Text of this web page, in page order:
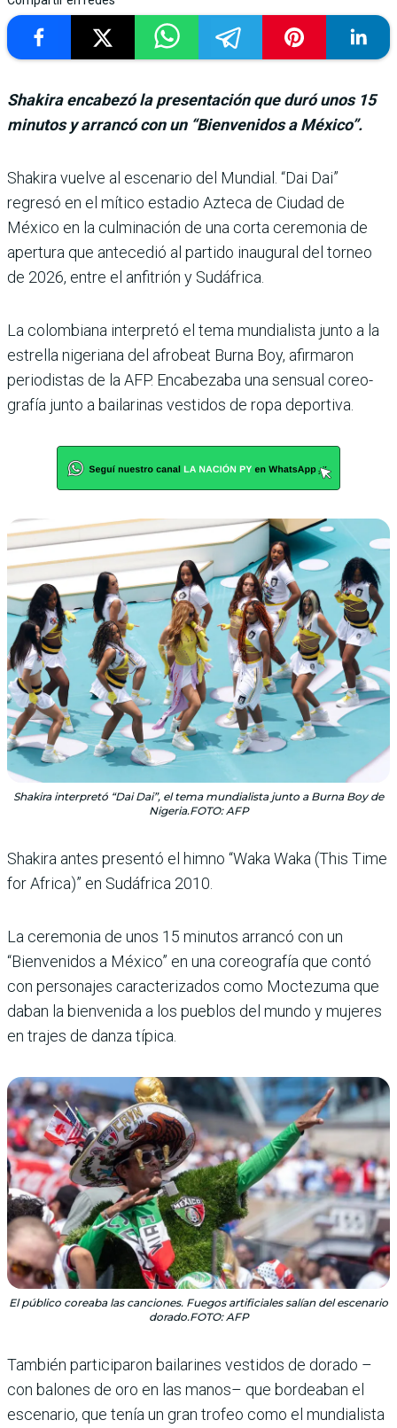
Shakira encabezó la presentación que duró unos 15
minutos y arrancó con un “Bienvenidos a México”.
Shakira vuelve al esce­nario del Mundial. “Dai Dai”
regresó en el mítico estadio Azteca de Ciudad de
México en la culminación de una corta ceremonia de
apertura que antecedió al partido inaugu­ral del torneo
de 2026, entre el anfitrión y Sudáfrica.
La colombiana interpretó el tema mundialista junto a la
estrella nigeriana del afro­beat Burna Boy, afirmaron
periodistas de la AFP. Enca­bezaba una sensual coreo­
grafía junto a bailarinas ves­tidos de ropa deportiva.
Shakira interpretó “Dai Dai”, el tema mundialista junto a Burna Boy de
Nigeria.FOTO: AFP
Shakira antes presentó el himno “Waka Waka (This Time
for Africa)” en Sudá­frica 2010.
La ceremonia de unos 15 minutos arrancó con un
“Bienvenidos a México” en una coreografía que contó
con personajes caracteriza­dos como Moctezuma que
daban la bienvenida a los pueblos del mundo y muje­res
en trajes de danza típica.
El público coreaba las canciones. Fuegos artificiales salían del escenario
dorado.FOTO: AFP
También participaron bai­larines vestidos de dorado –
con balones de oro en las manos– que bordeaban el
escenario, que tenía un gran trofeo como el mundialista